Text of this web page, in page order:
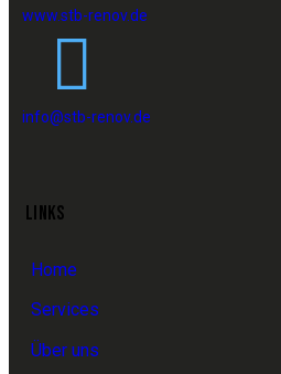
www.stb-renov.de
info@stb-renov.de
LINKS
Home
Services
Über uns